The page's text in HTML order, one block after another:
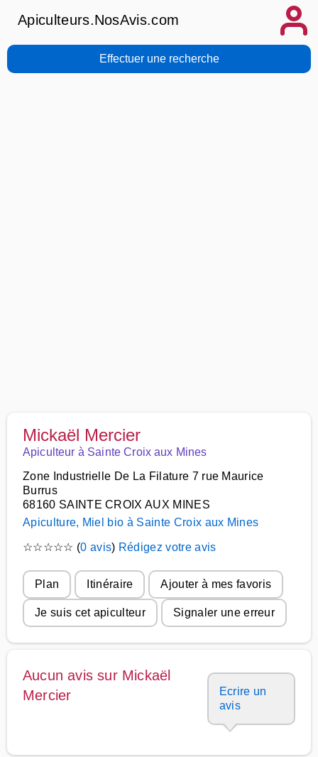
Apiculteurs.NosAvis.com
Effectuer une recherche
Mickaël Mercier
Apiculteur à Sainte Croix aux Mines
Zone Industrielle De La Filature 7 rue Maurice
Burrus
68160 SAINTE CROIX AUX MINES
Apiculture, Miel bio à Sainte Croix aux Mines
☆☆☆☆☆ (0 avis) Rédigez votre avis
Plan Itinéraire Ajouter à mes favoris
Je suis cet apiculteur Signaler une erreur
Aucun avis sur Mickaël
Mercier
Ecrire un
avis